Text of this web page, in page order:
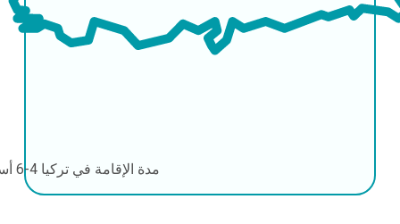
مدة الإقامة في تركيا 4-6 أسابيع